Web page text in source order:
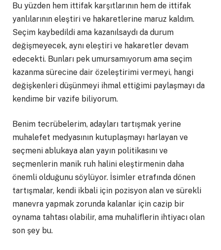
Bu yüzden hem ittifak karşıtlarının hem de ittifak
yanlılarının eleştiri ve hakaretlerine maruz kaldım.
Seçim kaybedildi ama kazanılsaydı da durum
değişmeyecek, aynı eleştiri ve hakaretler devam
edecekti. Bunları pek umursamıyorum ama seçim
kazanma sürecine dair özeleştirimi vermeyi, hangi
değişkenleri düşünmeyi ihmal ettiğimi paylaşmayı da
kendime bir vazife biliyorum.
Benim tecrübelerim, adayları tartışmak yerine
muhalefet medyasının kutuplaşmayı harlayan ve
seçmeni ablukaya alan yayın politikasını ve
seçmenlerin manik ruh halini eleştirmenin daha
önemli olduğunu söylüyor. İsimler etrafında dönen
tartışmalar, kendi ikbali için pozisyon alan ve sürekli
manevra yapmak zorunda kalanlar için cazip bir
oynama tahtası olabilir, ama muhaliflerin ihtiyacı olan
son şey bu.